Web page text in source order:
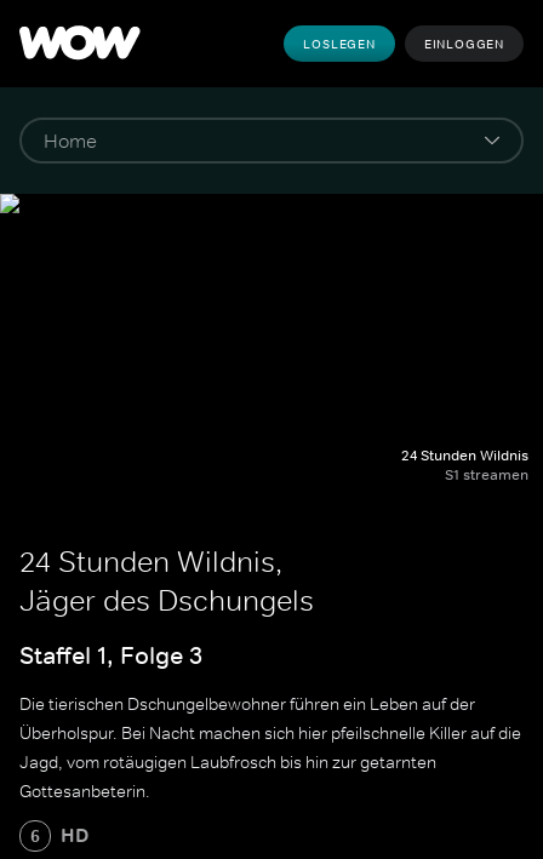
LOSLEGEN EINLOGGEN
24 Stunden Wildnis
S1 streamen
24 Stunden Wildnis,
Jäger des Dschungels
Staffel 1, Folge 3
Die tierischen Dschungelbewohner führen ein Leben auf der
Überholspur. Bei Nacht machen sich hier pfeilschnelle Killer auf die
Jagd, vom rotäugigen Laubfrosch bis hin zur getarnten
Gottesanbeterin.
6 HD